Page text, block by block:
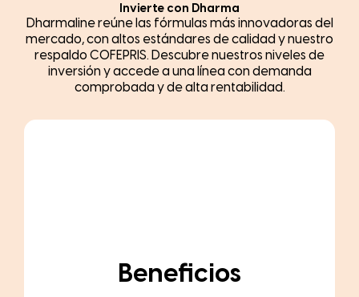
Invierte con Dharma
Dharmaline reúne las fórmulas más innovadoras del
mercado, con altos estándares de calidad y nuestro
respaldo COFEPRIS. Descubre nuestros niveles de
inversión y accede a una línea con demanda
comprobada y de alta rentabilidad.
Beneficios